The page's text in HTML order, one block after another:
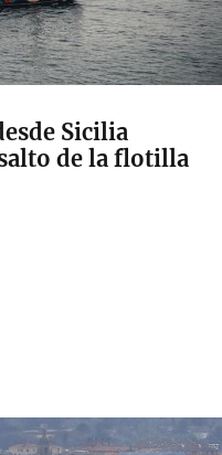
Sicilia
de la flotilla